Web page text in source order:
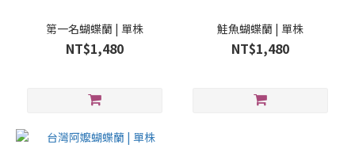
第一名蝴蝶蘭 | 單株
NT$1,480
鮭魚蝴蝶蘭 | 單株
NT$1,480